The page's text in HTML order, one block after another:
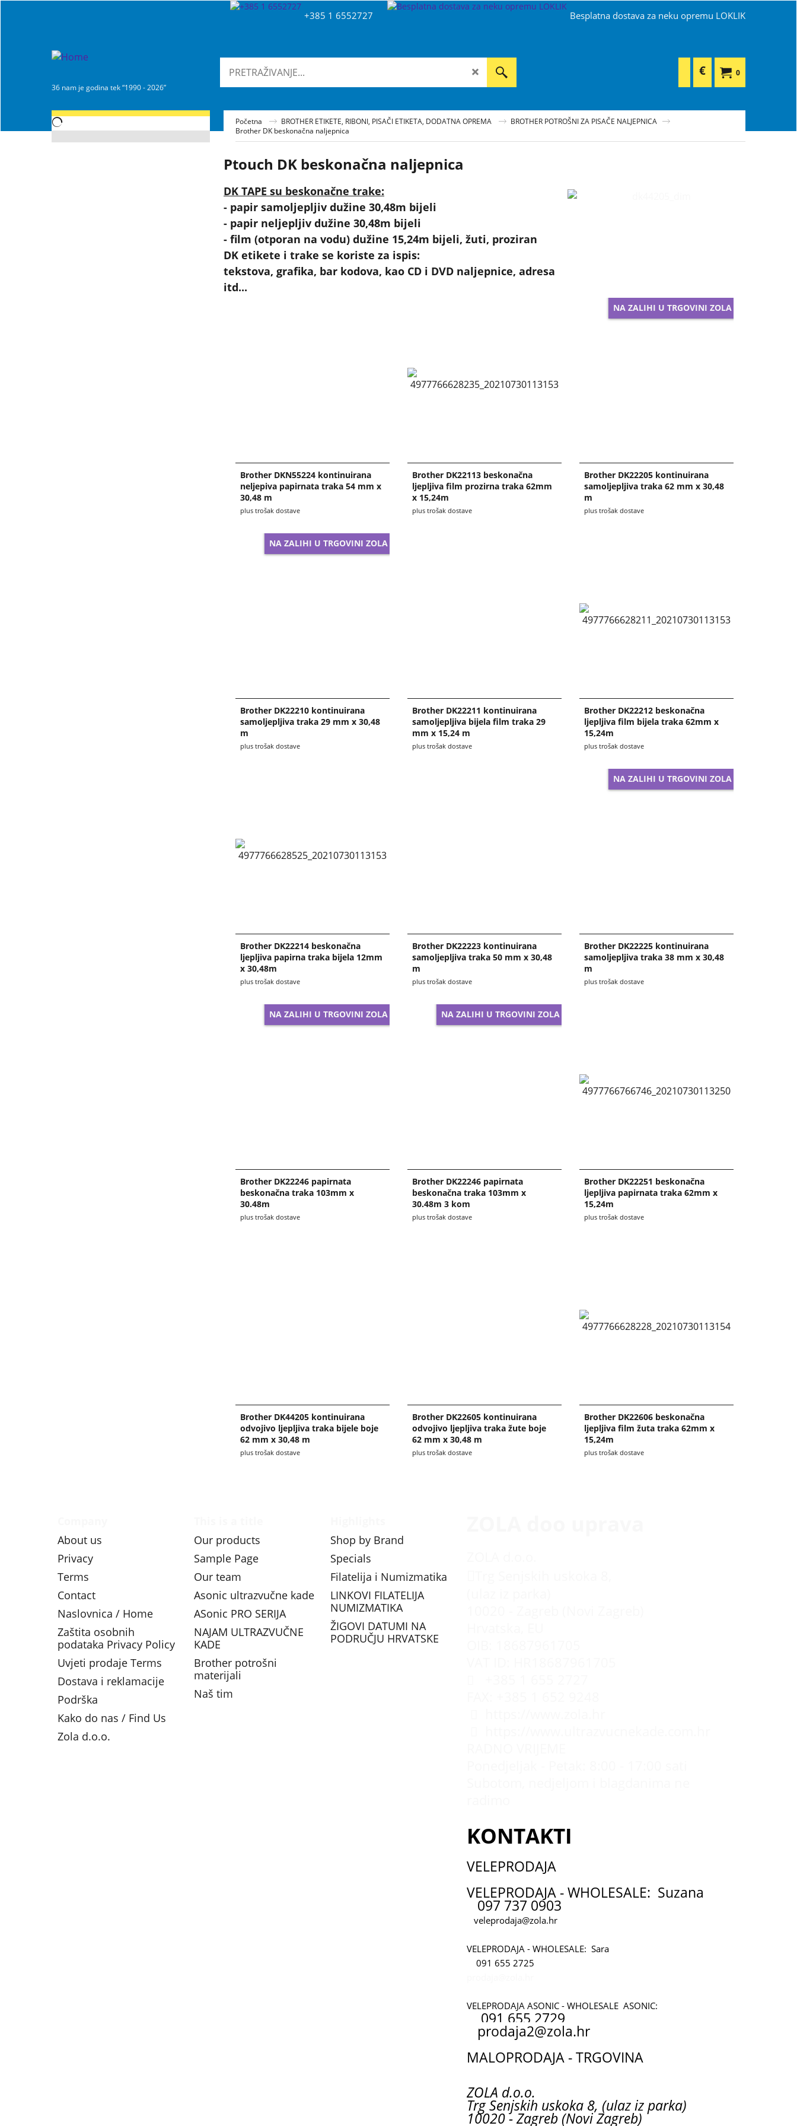
+385 1 6552727 Besplatna dostava za neku opremu LOKLIK
36 nam je godina tek “1990 - 2026”
0
€
Početna BROTHER ETIKETE, RIBONI, PISAČI ETIKETA, DODATNA OPREMA
BROTHER POTROŠNI ZA PISAČE NALJEPNICA
Brother DK beskonačna naljepnica
Ptouch DK beskonačna naljepnica
DK TAPE su beskonačne trake:
- papir samoljepljiv dužine 30,48m bijeli
- papir neljepljiv dužine 30,48m bijeli
- film (otporan na vodu) dužine 15,24m bijeli, žuti, proziran
DK etikete i trake se koriste za ispis:
tekstova, grafika, bar kodova, kao CD i DVD naljepnice, adresa
itd...
Brother DKN55224 kontinuirana
neljepiva papirnata traka 54 mm x
30,48 m
plus trošak dostave
Brother DK22113 beskonačna
ljepljiva film prozirna traka 62mm
x 15,24m
plus trošak dostave
NA ZALIHI U TRGOVINI ZOLA
Brother DK22205 kontinuirana
samoljepljiva traka 62 mm x 30,48
m
plus trošak dostave
NA ZALIHI U TRGOVINI ZOLA
Brother DK22210 kontinuirana
samoljepljiva traka 29 mm x 30,48
m
plus trošak dostave
Brother DK22211 kontinuirana
samoljepljiva bijela film traka 29
mm x 15,24 m
plus trošak dostave
Brother DK22212 beskonačna
ljepljiva film bijela traka 62mm x
15,24m
plus trošak dostave
Brother DK22214 beskonačna
ljepljiva papirna traka bijela 12mm
x 30,48m
plus trošak dostave
Brother DK22223 kontinuirana
samoljepljiva traka 50 mm x 30,48
m
plus trošak dostave
NA ZALIHI U TRGOVINI ZOLA
Brother DK22225 kontinuirana
samoljepljiva traka 38 mm x 30,48
m
plus trošak dostave
NA ZALIHI U TRGOVINI ZOLA
Brother DK22246 papirnata
beskonačna traka 103mm x
30.48m
plus trošak dostave
NA ZALIHI U TRGOVINI ZOLA
Brother DK22246 papirnata
beskonačna traka 103mm x
30.48m 3 kom
plus trošak dostave
Brother DK22251 beskonačna
ljepljiva papirnata traka 62mm x
15,24m
plus trošak dostave
Brother DK44205 kontinuirana
odvojivo ljepljiva traka bijele boje
62 mm x 30,48 m
plus trošak dostave
Brother DK22605 kontinuirana
odvojivo ljepljiva traka žute boje
62 mm x 30,48 m
plus trošak dostave
Brother DK22606 beskonačna
ljepljiva film žuta traka 62mm x
15,24m
plus trošak dostave
About us
Privacy
Terms
Contact
Naslovnica / Home
Zaštita osobnih
podataka Privacy Policy
Uvjeti prodaje Terms
Dostava i reklamacije
Podrška
Kako do nas / Find Us
Zola d.o.o.
Our products
Sample Page
Our team
Asonic ultrazvučne kade
ASonic PRO SERIJA
NAJAM ULTRAZVUČNE
KADE
Brother potrošni
materijali
Naš tim
Shop by Brand
Specials
Filatelija i Numizmatika
LINKOVI FILATELIJA
NUMIZMATIKA
ŽIGOVI DATUMI NA
PODRUČJU HRVATSKE
KONTAKTI
VELEPRODAJA
VELEPRODAJA - WHOLESALE: Suzana
097 737 0903
veleprodaja@zola.hr
VELEPRODAJA - WHOLESALE: Sara
091 655 2725
VELEPRODAJA ASONIC - WHOLESALE ASONIC:
091 655 2729
prodaja2@zola.hr
MALOPRODAJA - TRGOVINA
ZOLA d.o.o.
Trg Senjskih uskoka 8, (ulaz iz parka)
10020 - Zagreb (Novi Zagreb)